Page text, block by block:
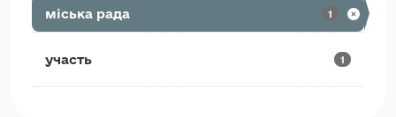
міська рада 1
участь 1